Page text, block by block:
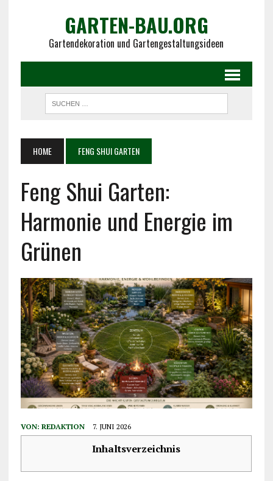
GARTEN-BAU.ORG
Gartendekoration und Gartengestaltungsideen
HOME FENG SHUI GARTEN
Feng Shui Garten:
Harmonie und Energie im
Grünen
VON: REDAKTION 7. JUNI 2026
Inhaltsverzeichnis